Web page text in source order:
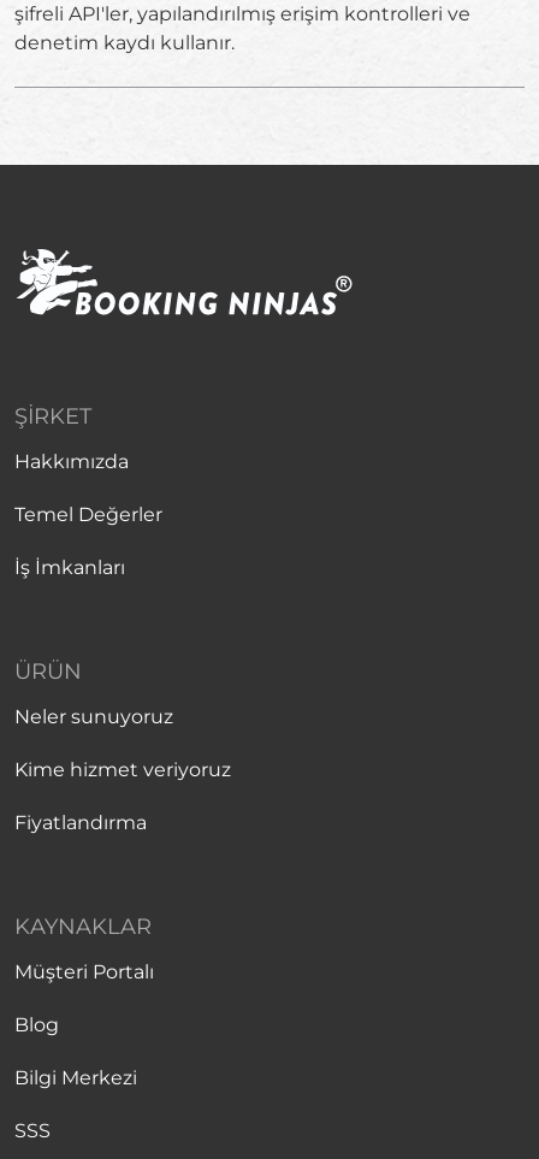
şifreli API'ler, yapılandırılmış erişim kontrolleri ve
denetim kaydı kullanır.
ŞIRKET
Hakkımızda
Temel Değerler
İş İmkanları
ÜRÜN
Neler sunuyoruz
Kime hizmet veriyoruz
Fiyatlandırma
KAYNAKLAR
Müşteri Portalı
Blog
Bilgi Merkezi
SSS